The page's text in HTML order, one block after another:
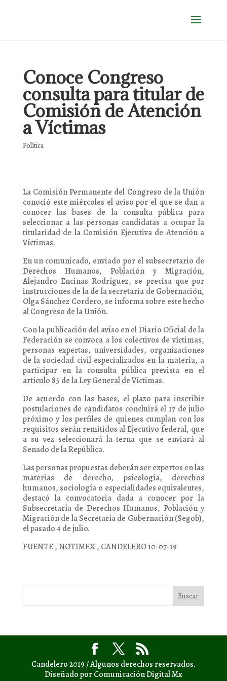
Conoce Congreso
consulta para titular de
Comisión de Atención
a Víctimas
Política
La Comisión Permanente del Congreso de la Unión
conoció este miércoles el aviso por el que se dan a
conocer las bases de la consulta pública para
seleccionar a las personas candidatas a ocupar la
titularidad de la Comisión Ejecutiva de Atención a
Víctimas.
En un comunicado, enviado por el subsecretario de
Derechos Humanos, Población y Migración,
Alejandro Encinas Rodríguez, se precisa que por
instrucciones de la de la secretaria de Gobernación,
Olga Sánchez Cordero, se informa sobre este hecho
al Congreso de la Unión.
Con la publicación del aviso en el Diario Oficial de la
Federación se convoca a los colectivos de víctimas,
personas expertas, universidades, organizaciones
de la sociedad civil especializados en la materia, a
participar en la consulta pública prevista en el
artículo 85 de la Ley General de Víctimas.
De acuerdo con las bases, el plazo para inscribir
postulaciones de candidatos concluirá el 17 de julio
próximo y los perfiles de quienes cumplan con los
requisitos serán remitidos al Ejecutivo federal, que
a su vez seleccionará la terna que se enviará al
Senado de la República.
Las personas propuestas deberán ser expertos en las
materias de derecho, psicología, derechos
humanos, sociología o especialidades equivalentes,
destacó la convocatoria dada a conocer por la
Subsecretaría de Derechos Humanos, Población y
Migración de la Secretaría de Gobernación (Segob),
el pasado 4 de julio.
FUENTE , NOTIMEX , CANDELERO 10-07-19
Candelero 2019 / Algunos derechos reservados.
Diseñado por Comunicación Digital Mx